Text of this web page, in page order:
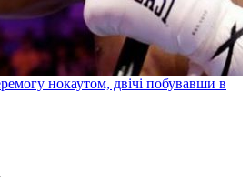
нокаутом, двічі побувавши в